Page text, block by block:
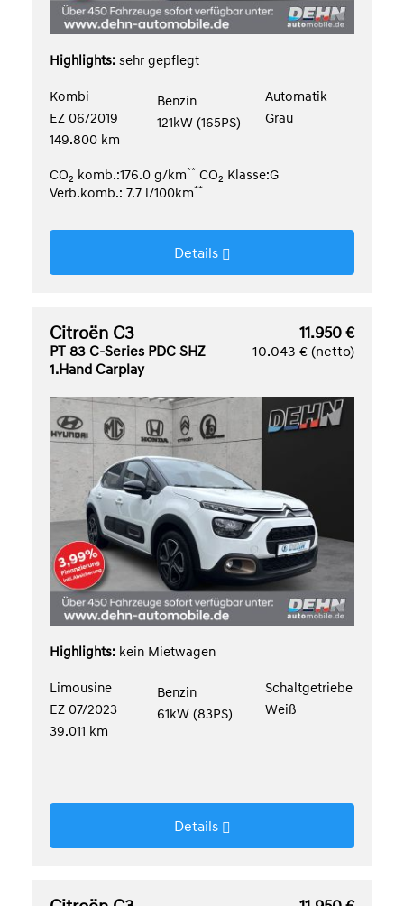
Highlights: sehr gepflegt
Kombi
EZ 06/2019
149.800 km
Benzin
121kW (165PS)
Automatik
Grau
CO2 komb.:176.0 g/km** CO2 Klasse:G
Verb.komb.: 7.7 l/100km**
Details
Citroën C3
PT 83 C-Series PDC SHZ
1.Hand Carplay
11.950 €
10.043 € (netto)
Highlights: kein Mietwagen
Limousine
EZ 07/2023
39.011 km
Benzin
61kW (83PS)
Schaltgetriebe
Weiß
Details